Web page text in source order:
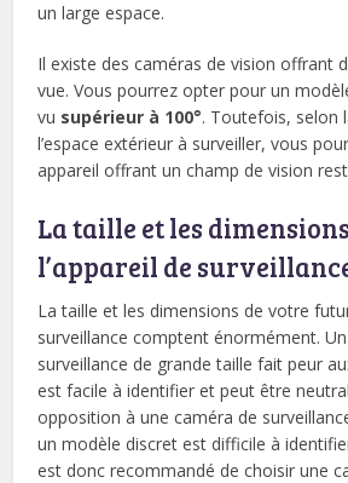
un large espace.
Il existe des caméras de vision offrant
vue. Vous pourrez opter pour un
vu supérieur à 100°. Toutefois, selon
l’espace extérieur à surveiller, vous
appareil offrant un champ de vision
La taille et les
l’appareil de
La taille et les dimensions de votre
surveillance comptent énormément.
surveillance de grande taille fait peur
est facile à identifier et peut être
opposition à une caméra de
un modèle discret est difficile à
est donc recommandé de choisir une